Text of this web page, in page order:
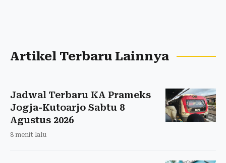
Artikel Terbaru Lainnya
Jadwal Terbaru KA Prameks
Jogja-Kutoarjo Sabtu 8
Agustus 2026
8 menit lalu